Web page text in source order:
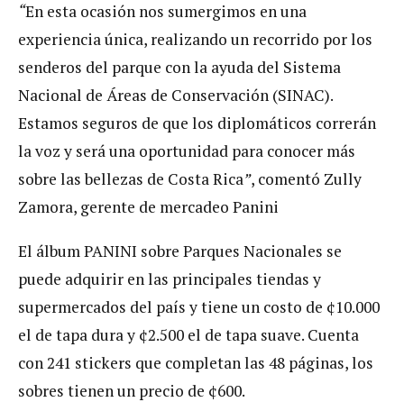
“En esta ocasión nos sumergimos en una
experiencia única, realizando un recorrido por los
senderos del parque con la ayuda del Sistema
Nacional de Áreas de Conservación (SINAC).
Estamos seguros de que los diplomáticos correrán
la voz y será una oportunidad para conocer más
sobre las bellezas de Costa Rica”, comentó Zully
Zamora, gerente de mercadeo Panini
El álbum PANINI sobre Parques Nacionales se
puede adquirir en las principales tiendas y
supermercados del país y tiene un costo de ¢10.000
el de tapa dura y ¢2.500 el de tapa suave. Cuenta
con 241 stickers que completan las 48 páginas, los
sobres tienen un precio de ¢600.